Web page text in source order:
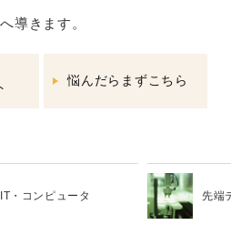
導きます。
悩んだらまずこちら
IT・コンピュータ 先端